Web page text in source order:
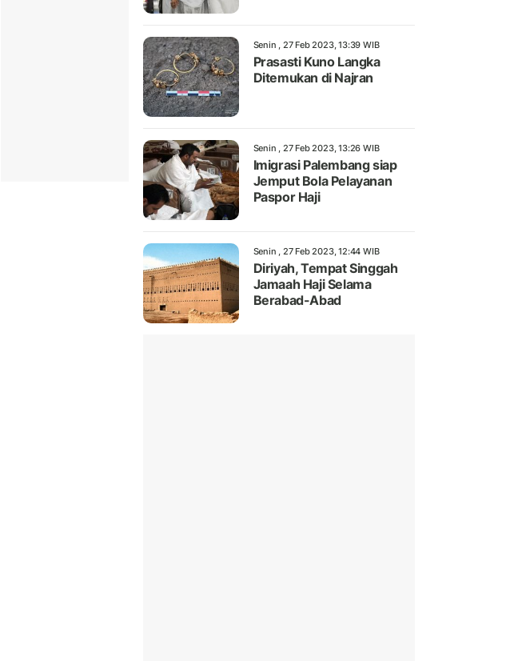
Senin , 27 Feb 2023, 13:39 WIB
Prasasti Kuno Langka
Ditemukan di Najran
Senin , 27 Feb 2023, 13:26 WIB
Imigrasi Palembang siap
Jemput Bola Pelayanan
Paspor Haji
Senin , 27 Feb 2023, 12:44 WIB
Diriyah, Tempat Singgah
Jamaah Haji Selama
Berabad-Abad